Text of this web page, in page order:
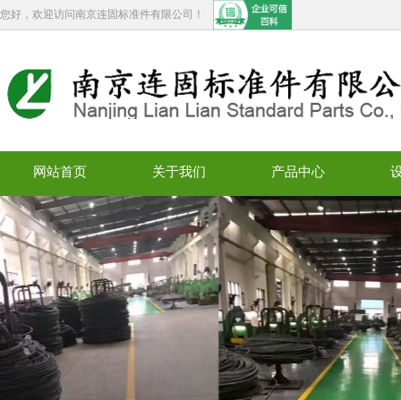
您好，欢迎访问南京连固标准件有限公司！
网站首页 关于我们 产品中心